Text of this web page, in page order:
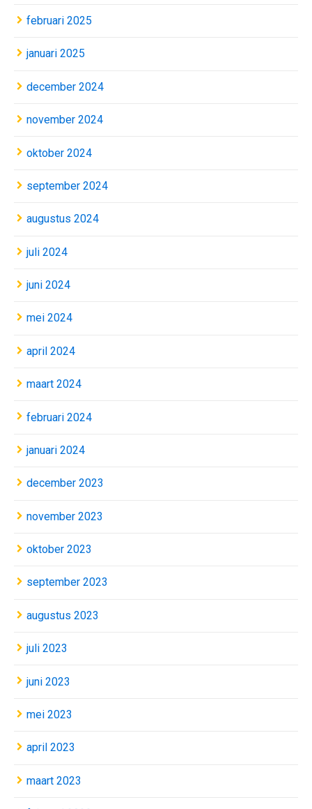
februari 2025
januari 2025
december 2024
november 2024
oktober 2024
september 2024
augustus 2024
juli 2024
juni 2024
mei 2024
april 2024
maart 2024
februari 2024
januari 2024
december 2023
november 2023
oktober 2023
september 2023
augustus 2023
juli 2023
juni 2023
mei 2023
april 2023
maart 2023